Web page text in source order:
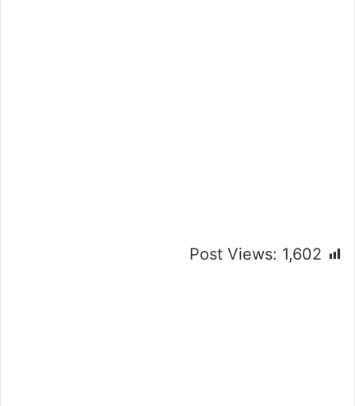
Post Views: 1,602